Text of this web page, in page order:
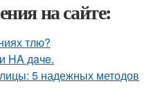
на сайте:
тлю?
HA дaчe.
5 надежных методов